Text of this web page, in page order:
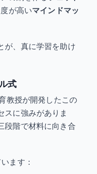
が高いマインドマッ
が、真に学習を助け
式
教授が開発したこの
スに強みがありま
段階で材料に向き合
ます：